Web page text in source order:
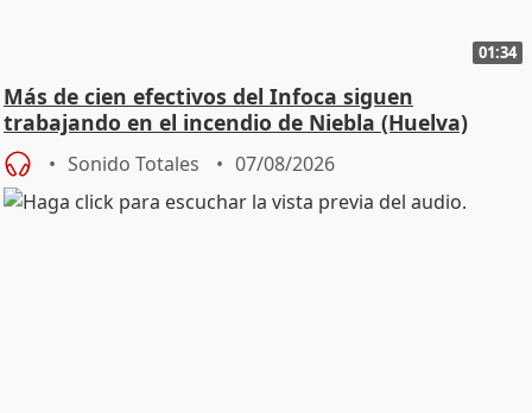
01:34
Más de cien efectivos del Infoca siguen
trabajando en el incendio de Niebla (Huelva)
Sonido Totales 07/08/2026